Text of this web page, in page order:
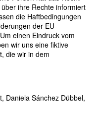
ihre Rechte informiert
die Haftbedingungen
der EU-
einen Eindruck vom
wir uns eine fiktive
die wir in dem
Daniela Sánchez Dübbel,